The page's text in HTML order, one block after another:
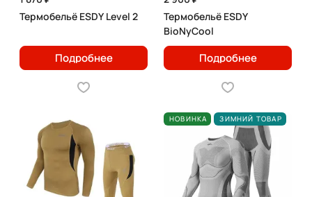
Термобельё ESDY Level 2
Подробнее
Термобельё ESDY
BioNyCool
Подробнее
НОВИНКА ЗИМНИЙ ТОВАР